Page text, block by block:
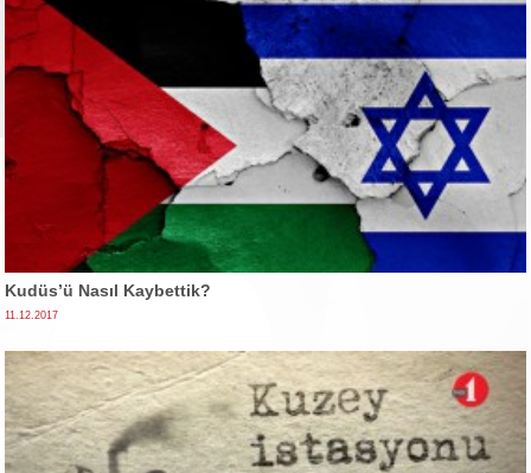
Kudüs’ü Nasıl Kaybettik?
11.12.2017